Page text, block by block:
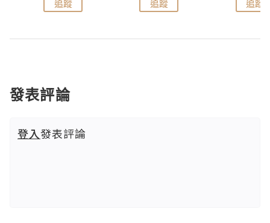
追蹤 追蹤 追蹤
發表評論
登入發表評論